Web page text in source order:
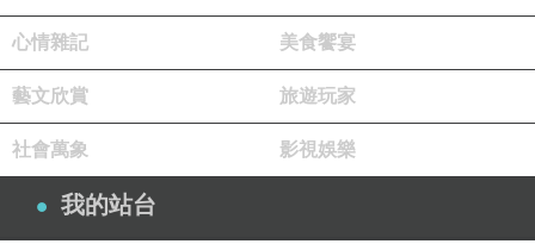
只要擁有這款百搭牛津鞋
整個春季都能保有好心情
心情雜記 美食饗宴
藝文欣賞 旅遊玩家
社會萬象 影視娛樂
我的站台